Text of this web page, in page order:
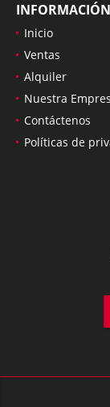
INFORMACIÓN
Inicio
Ventas
Alquiler
Nuestra
Contáctenos
Políticas de